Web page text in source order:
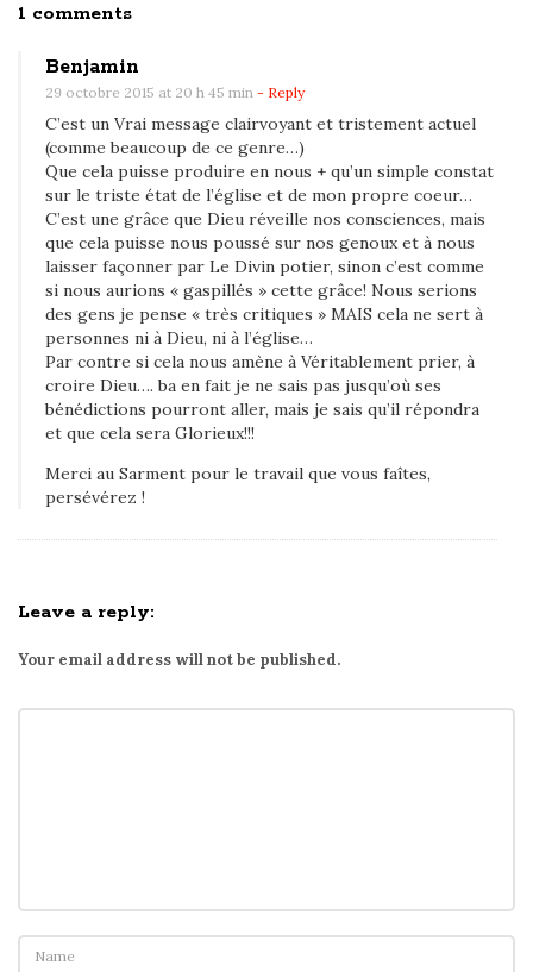
1 commentsO
l
p
i
e
r
r
e
d
e
s
c
a
n
d
a
e
d
e
t
Benjamin
29 octobre 2015 at 20 h 45 min - Reply
C’est un Vrai message clairvoyant et tristement actuel
(comme beaucoup de ce genre…)
Que cela puisse produire en nous + qu’un simple constat
sur le triste état de l’église et de mon propre coeur…
C’est une grâce que Dieu réveille nos consciences, mais
que cela puisse nous poussé sur nos genoux et à nous
laisser façonner par Le Divin potier, sinon c’est comme
si nous aurions « gaspillés » cette grâce! Nous serions
des gens je pense « très critiques » MAIS cela ne sert à
personnes ni à Dieu, ni à l’église…
Par contre si cela nous amène à Véritablement prier, à
croire Dieu…. ba en fait je ne sais pas jusqu’où ses
bénédictions pourront aller, mais je sais qu’il répondra
et que cela sera Glorieux!!!
Merci au Sarment pour le travail que vous faîtes,
persévérez !
Leave a reply:
Your email address will not be published.